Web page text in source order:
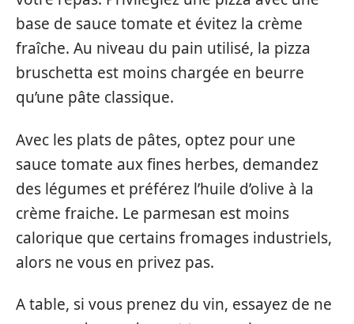
base de sauce tomate et évitez la crème
fraîche. Au niveau du pain utilisé, la pizza
bruschetta est moins chargée en beurre
qu’une pâte classique.
Avec les plats de pâtes, optez pour une
sauce tomate aux fines herbes, demandez
des légumes et préférez l’huile d’olive à la
crème fraiche. Le parmesan est moins
calorique que certains fromages industriels,
alors ne vous en privez pas.
A table, si vous prenez du vin, essayez de ne